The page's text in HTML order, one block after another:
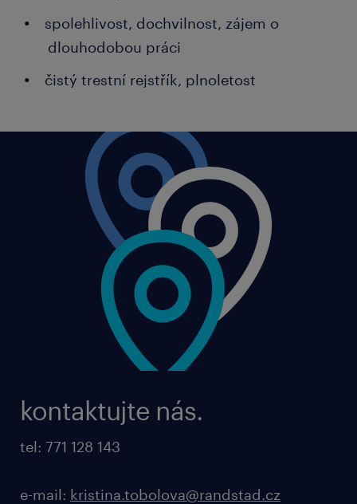
spolehlivost, dochvilnost, zájem o
dlouhodobou práci
čistý trestní rejstřík, plnoletost
kontaktujte nás.
tel: 771 128 143
e-mail: kristina.tobolova@randstad.cz